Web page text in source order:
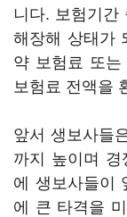
니다. 보험기간
해장해 상태가
약 보험료 또는
보험료 전액을
앞서 생보사들
까지 높이며 경
에 생보사들이
에 큰 타격을